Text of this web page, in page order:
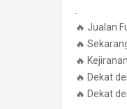
🔥 Jualan
🔥
🔥
🔥 Dekat
🔥 Dekat